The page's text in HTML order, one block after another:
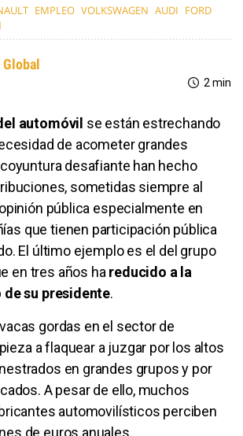
EMPLEO VOLKSWAGEN AUDI FORD
Global
2 min
automóvil se están estrechando
de acometer grandes
desafiante han hecho
sometidas siempre al
pública especialmente en
que tienen participación pública
El último ejemplo es el del grupo
en tres años ha reducido a la
su presidente.
gordas en el sector de
a flaquear a juzgar por los altos
en grandes grupos y por
A pesar de ello, muchos
automovilísticos perciben
de euros anuales.